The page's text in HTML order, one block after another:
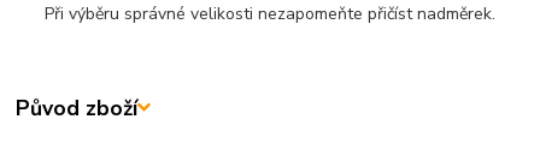
Při výběru správné velikosti nezapomeňte přičíst nadměrek.
Původ zboží